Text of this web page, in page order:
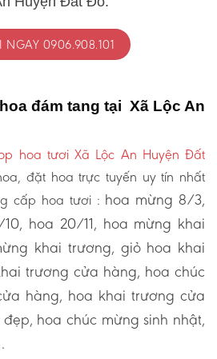
NGAY 0906.908.101
đám tang tại Xã Lộc An
hoa tươi Xã Lộc An Huyện Đất
đặt hoa trực tuyến uy tín nhất
cấp hoa tươi : hoa mừng 8/3,
hoa 20/11, hoa mừng khai
khai trương, giỏ hoa khai
trương cửa hàng, hoa chúc
hàng, hoa khai trương cửa
hoa chúc mừng sinh nhật,